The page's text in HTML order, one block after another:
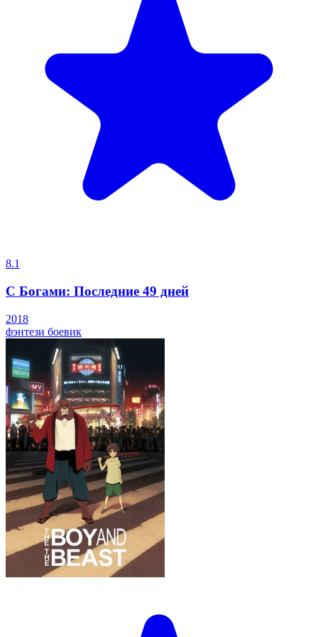
8.1
С Богами: Последние 49 дней
2018
фэнтези боевик